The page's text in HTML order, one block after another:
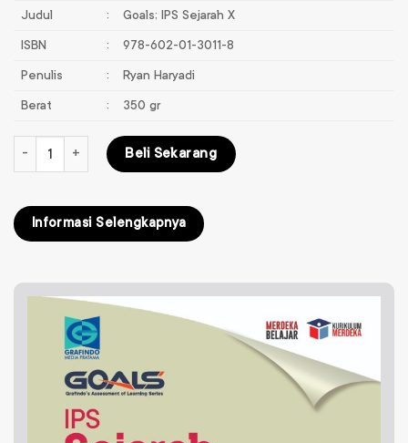
Judul : Goals; IPS Sejarah X
ISBN : 978-602-01-3011-8
Penulis : Ryan Haryadi
Berat : 350 gr
Kuantitas Goals; IPS Sejarah X
Beli Sekarang
Informasi Selengkapnya